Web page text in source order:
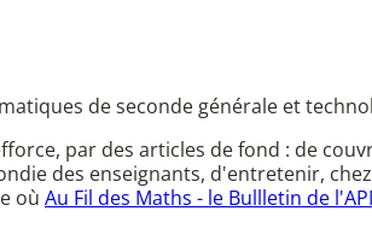
de seconde générale et
par des articles de fond : de
des enseignants, d'entretenir,
où Au Fil des Maths - le Bullletin de